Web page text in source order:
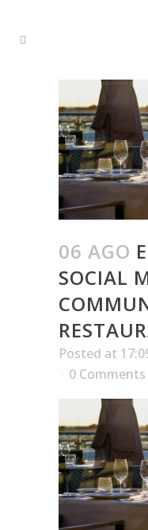
06 AGO
SOCIAL
Posted at
0 Comments